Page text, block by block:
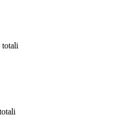
totali